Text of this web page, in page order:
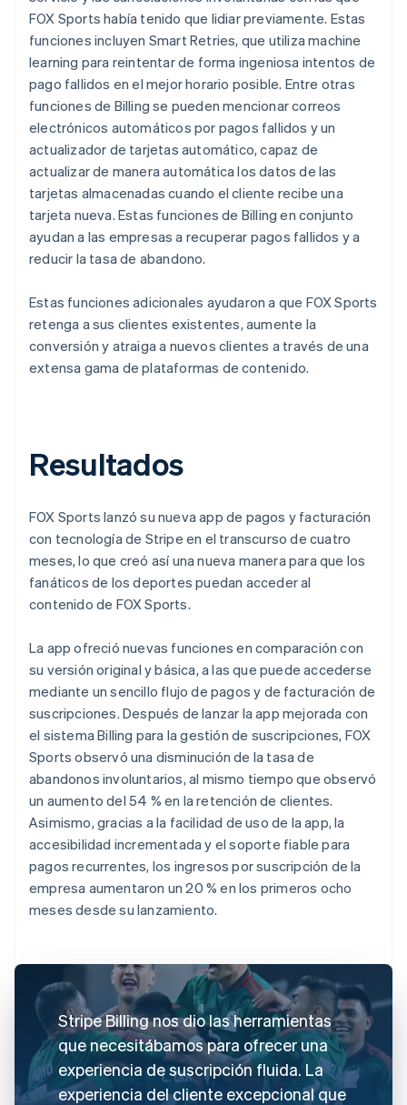
FOX Sports había tenido que lidiar previamente. Estas
funciones incluyen Smart Retries, que utiliza machine
learning para reintentar de forma ingeniosa intentos de
pago fallidos en el mejor horario posible. Entre otras
funciones de Billing se pueden mencionar correos
electrónicos automáticos por pagos fallidos y un
actualizador de tarjetas automático, capaz de
actualizar de manera automática los datos de las
tarjetas almacenadas cuando el cliente recibe una
tarjeta nueva. Estas funciones de Billing en conjunto
ayudan a las empresas a recuperar pagos fallidos y a
reducir la tasa de abandono.
Estas funciones adicionales ayudaron a que FOX Sports
retenga a sus clientes existentes, aumente la
conversión y atraiga a nuevos clientes a través de una
extensa gama de plataformas de contenido.
Resultados
FOX Sports lanzó su nueva app de pagos y facturación
con tecnología de Stripe en el transcurso de cuatro
meses, lo que creó así una nueva manera para que los
fanáticos de los deportes puedan acceder al
contenido de FOX Sports.
La app ofreció nuevas funciones en comparación con
su versión original y básica, a las que puede accederse
mediante un sencillo flujo de pagos y de facturación de
suscripciones. Después de lanzar la app mejorada con
el sistema Billing para la gestión de suscripciones, FOX
Sports observó una disminución de la tasa de
abandonos involuntarios, al mismo tiempo que observó
un aumento del 54 % en la retención de clientes.
Asimismo, gracias a la facilidad de uso de la app, la
accesibilidad incrementada y el soporte fiable para
pagos recurrentes, los ingresos por suscripción de la
empresa aumentaron un 20 % en los primeros ocho
meses desde su lanzamiento.
Stripe Billing nos dio las herramientas
que necesitábamos para ofrecer una
experiencia de suscripción fluida. La
experiencia del cliente excepcional que